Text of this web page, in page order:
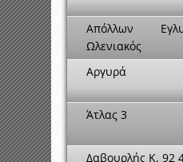
Απόλλων
Ωλενιακός
Αργυρά
Άτλας 3
Δαβουρλής Κ. 92